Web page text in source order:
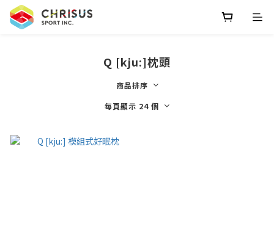
Q [kju:]枕頭
商品排序
每頁顯示 24 個